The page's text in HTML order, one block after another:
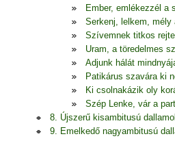
Ember, emlékezzél a
Serkenj, lelkem, mély
Szívemnek titkos
Uram, a töredelmes
Adjunk hálát
Patikárus szavára ki
Ki csolnakázik oly
Szép Lenke, vár a
8. Újszerű kisambitusú
9. Emelkedő nagyambitusú